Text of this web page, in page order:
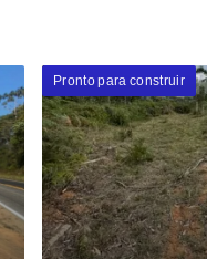
Pronto para construir